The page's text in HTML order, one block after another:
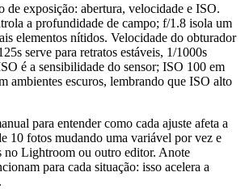
de exposição: abertura, velocidade e ISO.
a profundidade de campo; f/1.8 isola um
elementos nítidos. Velocidade do obturador
serve para retratos estáveis, 1/1000s
é a sensibilidade do sensor; ISO 100 em
ambientes escuros, lembrando que ISO alto
para entender como cada ajuste afeta a
10 fotos mudando uma variável por vez e
no Lightroom ou outro editor. Anote
para cada situação: isso acelera a